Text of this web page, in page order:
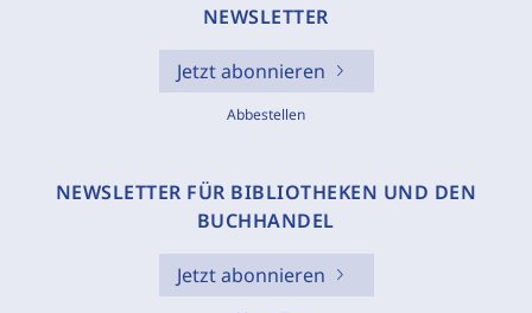
NEWSLETTER
Jetzt abonnieren
Abbestellen
NEWSLETTER FÜR BIBLIOTHEKEN UND DEN
BUCHHANDEL
Jetzt abonnieren